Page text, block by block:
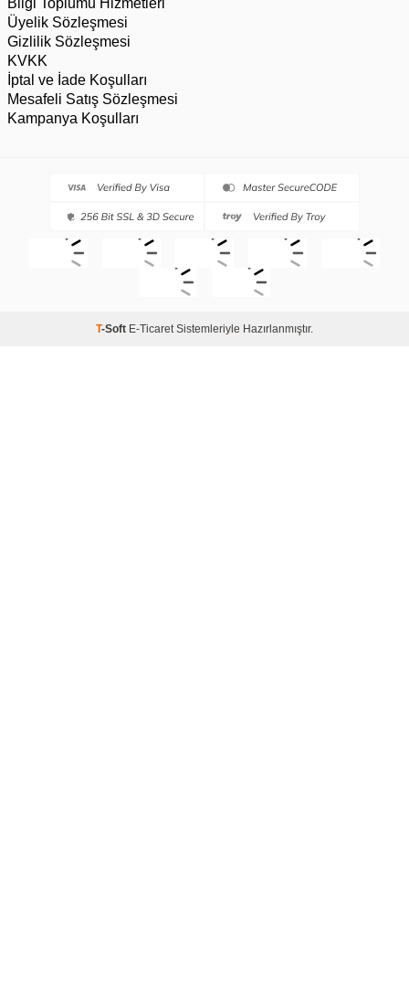
Üyelik Sözleşmesi
Gizlilik Sözleşmesi
KVKK
İptal ve İade Koşulları
Mesafeli Satış Sözleşmesi
Kampanya Koşulları
T-Soft E-Ticaret Sistemleriyle Hazırlanmıştır.